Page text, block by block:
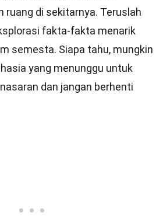
ruang di sekitarnya. Teruslah
fakta-fakta menarik
semesta. Siapa tahu, mungkin
yang menunggu untuk
dan jangan berhenti